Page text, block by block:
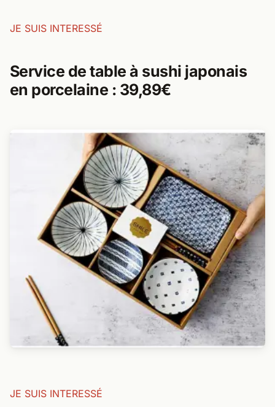
JE SUIS INTERESSÉ
Service de table à sushi japonais
en porcelaine : 39,89€
JE SUIS INTERESSÉ